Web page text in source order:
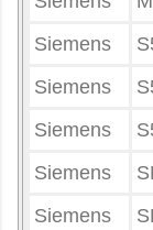
Siemens
Siemens
Siemens
Siemens
Siemens